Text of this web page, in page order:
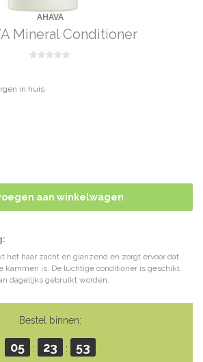
AHAVA
Mineral Conditioner
in huis
aan winkelwagen
het haar zacht en glanzend en zorgt ervoor dat
kammen is. De luchtige conditioner is geschikt
dagelijks gebruikt worden.
Bestel binnen:
05 : 23 : 53